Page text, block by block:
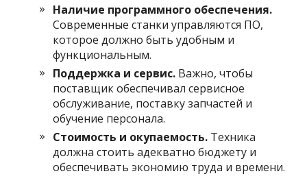
Наличие программного обеспечения.
Современные станки управляются ПО,
которое должно быть удобным и
функциональным.
Поддержка и сервис. Важно, чтобы
поставщик обеспечивал сервисное
обслуживание, поставку запчастей и
обучение персонала.
Стоимость и окупаемость. Техника
должна стоить адекватно бюджету и
обеспечивать экономию труда и времени.